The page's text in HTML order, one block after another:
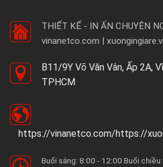
THIẾT KẾ - IN ẤN CHUYÊN
vinanetco.com |
B11/9Y Võ Văn Vân, Ấp 2A,
TPHCM
https://vinanetco.com/https://
Buổi sáng: 8:00 - 12:00 Buổi